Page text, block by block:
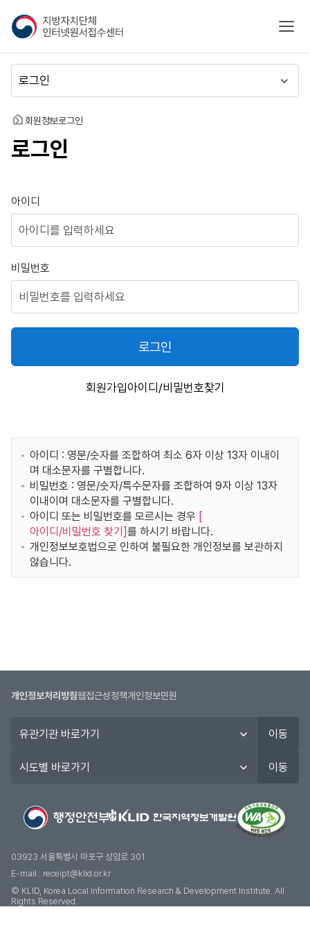
지
방
자
치
단
체
인
넷
접
수
센
모바
뉴
동
홈 회원정보로그인
로그인
로그인
아이디
비밀번호
로그인
회원가입아이디/비밀번호찾기
아이디 : 영문/숫자를 조합하여 최소 6자 이상 13자 이내이
며 대소문자를 구별합니다.
비밀번호 : 영문/숫자/특수문자를 조합하여 9자 이상 13자
이내이며 대소문자를 구별합니다.
아이디 또는 비밀번호를 모르시는 경우 [
아이디/비밀번호 찾기 ]를 하시기 바랍니다.
개인정보보호법으로 인하여 불필요한 개인정보를 보관하지
않습니다.
개인정보처리방침웹접근성정책개인정보민원
관
이동
도
기
이동
03923 서울특별시 마포구 성암로 301
E-mail : receipt@klid.or.kr
© KLID, Korea Local Information Research & Development Institute. AII
Rights Reserved.